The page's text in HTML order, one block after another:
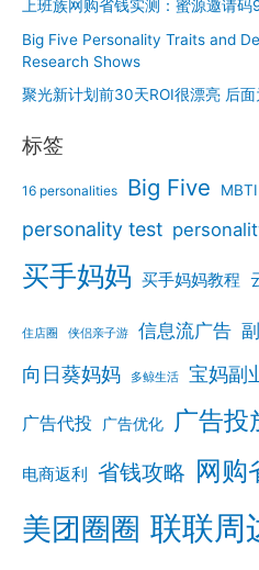
上班族网购省钱实测：蜜源邀请
Big Five Personality Traits and
Research Shows
聚光新计划前30天ROI很漂亮 后
标签
16 personalities Big Five MBTI
personality test
买手妈妈 买手妈妈教程
住店圈 侠侣亲子游 信息流广告
向日葵妈妈 多鲸生活 宝妈副
广告代投 广告优化 广告投
电商返利 省钱攻略 网购
美团圈圈 联联周